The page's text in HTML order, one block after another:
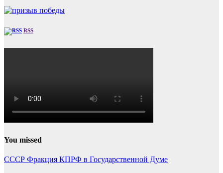
RSS
You missed
СССР Фракция КПРФ в Государственной Думе